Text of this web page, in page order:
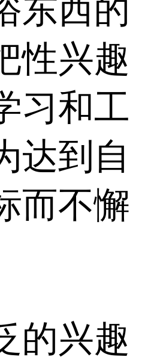
东西的
性兴趣
习和工
达到自
而不懈
的兴趣